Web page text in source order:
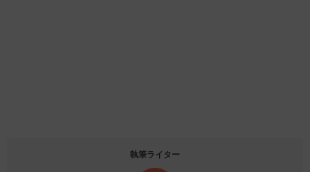
執筆ライター